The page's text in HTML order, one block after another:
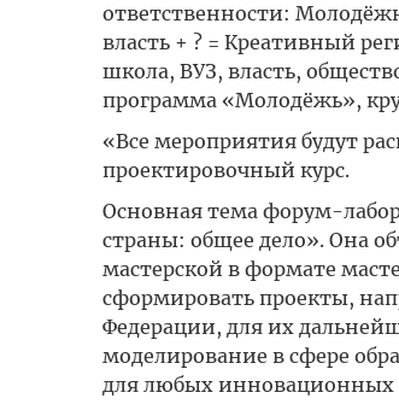
ответственности:
власть + ? = Креативный
школа, ВУЗ, власть,
программа «Молодёжь»,
«Все мероприятия будут
проектировочный курс.
Основная тема форум-
страны: общее дело». Она
мастерской в формате
сформировать проекты,
Федерации, для их
моделирование в сфере
для любых инновационных